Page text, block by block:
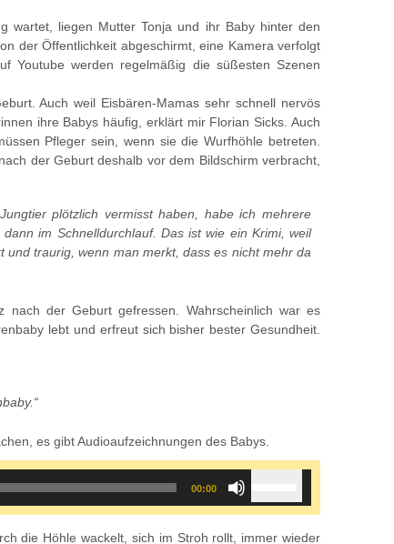
wartet, liegen Mutter Tonja und ihr Baby hinter den
der Öffentlichkeit abgeschirmt, eine Kamera verfolgt
Youtube werden regelmäßig die süßesten Szenen
Auch weil Eisbären-Mamas sehr schnell nervös
ihre Babys häufig, erklärt mir Florian Sicks. Auch
Pfleger sein, wenn sie die Wurfhöhle betreten.
der Geburt deshalb vor dem Bildschirm verbracht,
plötzlich vermisst haben, habe ich mehrere
im Schnelldurchlauf. Das ist wie ein Krimi, weil
und traurig, wenn man merkt, dass es nicht mehr da
der Geburt gefressen. Wahrscheinlich war es
lebt und erfreut sich bisher bester Gesundheit.
es gibt Audioaufzeichnungen des Babys.
00:00
Arrow
keys
die Höhle wackelt, sich im Stroh rollt, immer wieder